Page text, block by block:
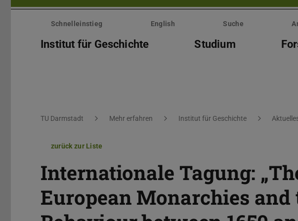
Menü
überspringenSchnelleinstieg English Suche
Institut für Geschichte Studium
Sie befinden sich hier:
TU Darmstadt Mehr erfahren Institut für Geschichte
zurück zur Liste
Internationale Tagung:
European Monarchies